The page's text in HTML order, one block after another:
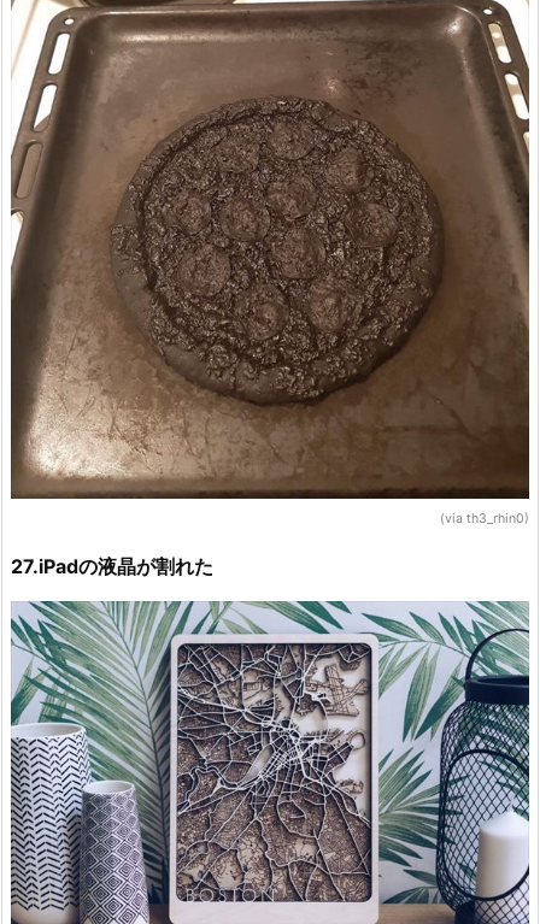
(via th3_rhin0)
27.iPadの液晶が割れた